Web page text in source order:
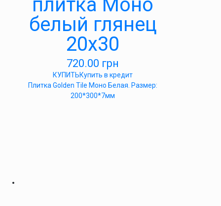
плитка Моно
белый глянец
20х30
720.00 грн
КУПИТЬКупить в кредит
Плитка Golden Tile Моно Белая. Размер:
200*300*7мм